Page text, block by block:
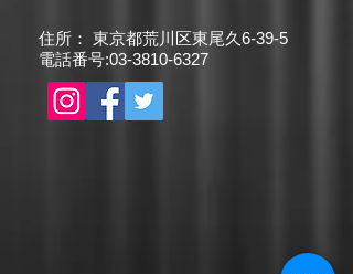
住所： 東京都荒川区東尾久6-39-5
電話番号:03-3810-6327